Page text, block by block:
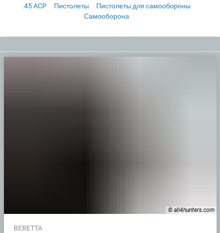
.45 ACP
Пистолеты
Пистолеты для самообороны
Самооборона
© all4hunters.com
BERETTA